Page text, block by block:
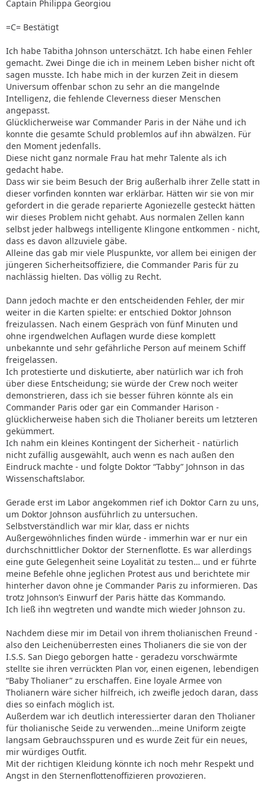
Captain Philippa Georgiou
=C= Bestätigt
Ich habe Tabitha Johnson unterschätzt. Ich habe einen Fehler
gemacht. Zwei Dinge die ich in meinem Leben bisher nicht oft
sagen musste. Ich habe mich in der kurzen Zeit in diesem
Universum offenbar schon zu sehr an die mangelnde
Intelligenz, die fehlende Cleverness dieser Menschen
angepasst.
Glücklicherweise war Commander Paris in der Nähe und ich
konnte die gesamte Schuld problemlos auf ihn abwälzen. Für
den Moment jedenfalls.
Diese nicht ganz normale Frau hat mehr Talente als ich
gedacht habe.
Dass wir sie beim Besuch der Brig außerhalb ihrer Zelle statt in
dieser vorfinden konnten war erklärbar. Hätten wir sie von mir
gefordert in die gerade reparierte Agoniezelle gesteckt hätten
wir dieses Problem nicht gehabt. Aus normalen Zellen kann
selbst jeder halbwegs intelligente Klingone entkommen - nicht,
dass es davon allzuviele gäbe.
Alleine das gab mir viele Pluspunkte, vor allem bei einigen der
jüngeren Sicherheitsoffiziere, die Commander Paris für zu
nachlässig hielten. Das völlig zu Recht.
Dann jedoch machte er den entscheidenden Fehler, der mir
weiter in die Karten spielte: er entschied Doktor Johnson
freizulassen. Nach einem Gespräch von fünf Minuten und
ohne irgendwelchen Auflagen wurde diese komplett
unbekannte und sehr gefährliche Person auf meinem Schiff
freigelassen.
Ich protestierte und diskutierte, aber natürlich war ich froh
über diese Entscheidung; sie würde der Crew noch weiter
demonstrieren, dass ich sie besser führen könnte als ein
Commander Paris oder gar ein Commander Harison -
glücklicherweise haben sich die Tholianer bereits um letzteren
gekümmert.
Ich nahm ein kleines Kontingent der Sicherheit - natürlich
nicht zufällig ausgewählt, auch wenn es nach außen den
Eindruck machte - und folgte Doktor “Tabby” Johnson in das
Wissenschaftslabor.
Gerade erst im Labor angekommen rief ich Doktor Carn zu uns,
um Doktor Johnson ausführlich zu untersuchen.
Selbstverständlich war mir klar, dass er nichts
Außergewöhnliches finden würde - immerhin war er nur ein
durchschnittlicher Doktor der Sternenflotte. Es war allerdings
eine gute Gelegenheit seine Loyalität zu testen… und er führte
meine Befehle ohne jeglichen Protest aus und berichtete mir
hinterher davon ohne je Commander Paris zu informieren. Das
trotz Johnson’s Einwurf der Paris hätte das Kommando.
Ich ließ ihn wegtreten und wandte mich wieder Johnson zu.
Nachdem diese mir im Detail von ihrem tholianischen Freund -
also den Leichenüberresten eines Tholianers die sie von der
I.S.S. San Diego geborgen hatte - geradezu vorschwärmte
stellte sie ihren verrückten Plan vor, einen eigenen, lebendigen
“Baby Tholianer” zu erschaffen. Eine loyale Armee von
Tholianern wäre sicher hilfreich, ich zweifle jedoch daran, dass
dies so einfach möglich ist.
Außerdem war ich deutlich interessierter daran den Tholianer
für tholianische Seide zu verwenden...meine Uniform zeigte
langsam Gebrauchsspuren und es wurde Zeit für ein neues,
mir würdiges Outfit.
Mit der richtigen Kleidung könnte ich noch mehr Respekt und
Angst in den Sternenflottenoffizieren provozieren.